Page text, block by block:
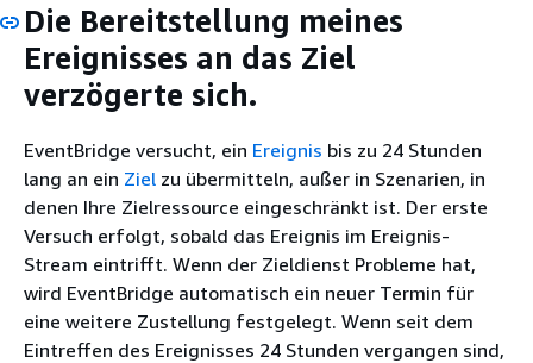
Die Bereitstellung meines
Ereignisses an das Ziel
verzögerte sich.
EventBridge versucht, ein Ereignis bis zu 24 Stunden
lang an ein Ziel zu übermitteln, außer in Szenarien, in
denen Ihre Zielressource eingeschränkt ist. Der erste
Versuch erfolgt, sobald das Ereignis im Ereignis-
Stream eintrifft. Wenn der Zieldienst Probleme hat,
wird EventBridge automatisch ein neuer Termin für
eine weitere Zustellung festgelegt. Wenn seit dem
Eintreffen des Ereignisses 24 Stunden vergangen sind,